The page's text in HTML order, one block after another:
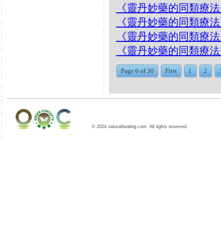
《靈丹妙藥的同類療
《靈丹妙藥的同類療
《靈丹妙藥的同類療
《靈丹妙藥的同類療
Page 6 of 30 First 1 2
© 2024 naturalhealing.com. All rights reserved.